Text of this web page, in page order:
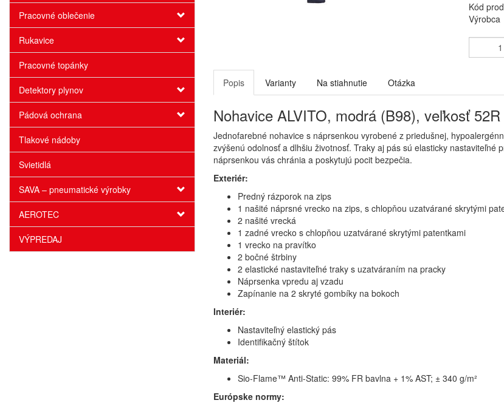
Pracovné oblečenie
Rukavice
Pracovné topánky
Detektory plynov
Pádová ochrana
Tlakové nádoby
Svietidlá
SAVA – pneumatické výrobky
AEROTEC
VÝPREDAJ
Kód
Výrobca
Popis Varianty Na stiahnutie Otázka
Nohavice ALVITO, modrá (B98), veľkosť 52R
Jednofarebné nohavice s náprsenkou vyrobené z priedušnej,
zvýšenú odolnosť a dlhšiu životnosť. Traky aj pás sú elasticky
náprsenkou vás chránia a poskytujú pocit bezpečia.
Exteriér:
Predný rázporok na zips
1 našité náprsné vrecko na zips, s chlopňou uzatvárané skrytými
2 našité vrecká
1 zadné vrecko s chlopňou uzatvárané skrytými patentkami
1 vrecko na pravítko
2 bočné štrbiny
2 elastické nastaviteľné traky s uzatváraním na pracky
Náprsenka vpredu aj vzadu
Zapínanie na 2 skryté gombíky na bokoch
Interiér:
Nastaviteľný elastický pás
Identifikačný štítok
Materiál:
Sio-Flame™ Anti-Static: 99% FR bavlna + 1% AST; ± 340 g/m²
Európske normy: